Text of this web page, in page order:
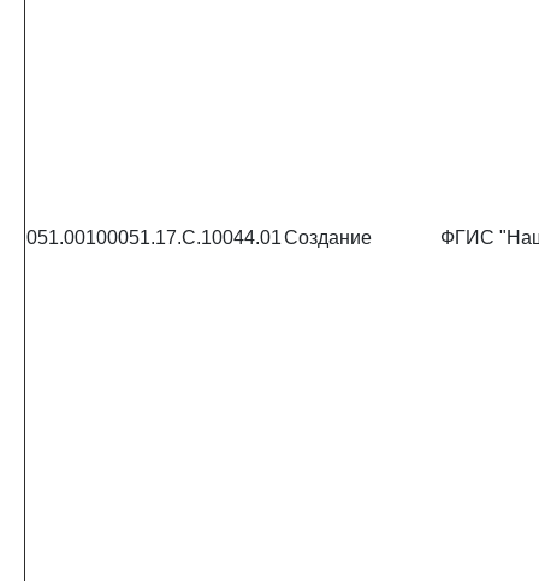
051.00100051.17.С.10044.01Создание ФГИС